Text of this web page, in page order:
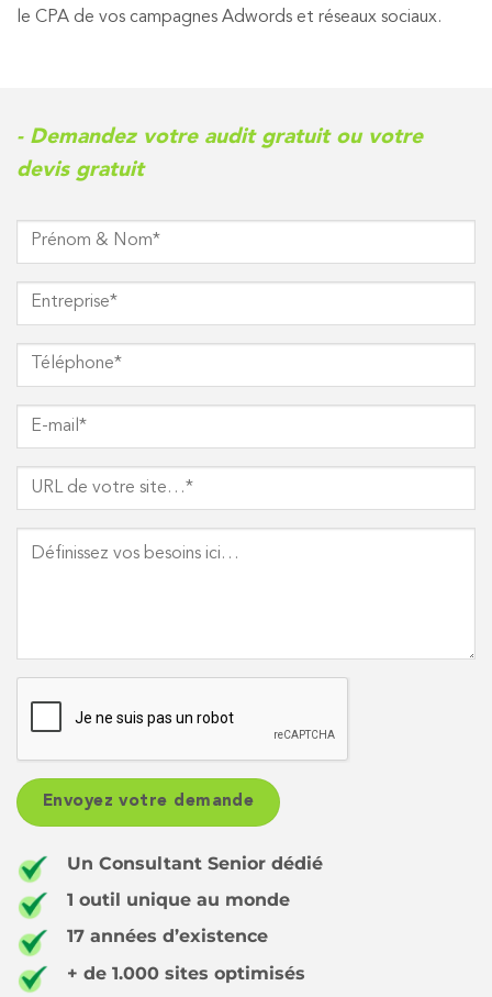
le CPA de vos campagnes Adwords et réseaux sociaux.
- Demandez votre audit gratuit ou votre
devis gratuit
Un Consultant Senior dédié
1 outil unique au monde
17 années d’existence
+ de 1.000 sites optimisés